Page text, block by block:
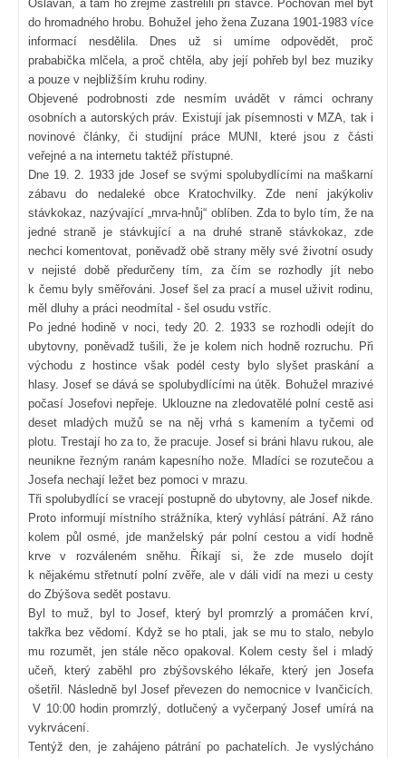
Oslavan, a tam ho zřejmě zastřelili při stávce. Pochován měl být
do hromadného hrobu. Bohužel jeho žena Zuzana 1901-1983 více
informací nesdělila. Dnes už si umíme odpovědět, proč
prababička mlčela, a proč chtěla, aby její pohřeb byl bez muziky
a pouze v nejbližším kruhu rodiny.
Objevené podrobnosti zde nesmím uvádět v rámci ochrany
osobních a autorských práv. Existují jak písemnosti v MZA, tak i
novinové články, či studijní práce MUNI, které jsou z části
veřejné a na internetu taktéž přístupné.
Dne 19. 2. 1933 jde Josef se svými spolubydlícími na maškarní
zábavu do nedaleké obce Kratochvilky. Zde není jakýkoliv
stávkokaz, nazývající „mrva-hnůj“ oblíben. Zda to bylo tím, že na
jedné straně je stávkující a na druhé straně stávkokaz, zde
nechci komentovat, poněvadž obě strany měly své životní osudy
v nejisté době předurčeny tím, za čím se rozhodly jít nebo
k čemu byly směřováni. Josef šel za prací a musel uživit rodinu,
měl dluhy a práci neodmítal - šel osudu vstříc.
Po jedné hodině v noci, tedy 20. 2. 1933 se rozhodli odejít do
ubytovny, poněvadž tušili, že je kolem nich hodně rozruchu. Při
východu z hostince však podél cesty bylo slyšet praskání a
hlasy. Josef se dává se spolubydlícími na útěk. Bohužel mrazivé
počasí Josefovi nepřeje. Uklouzne na zledovatělé polní cestě asi
deset mladých mužů se na něj vrhá s kamením a tyčemi od
plotu. Trestají ho za to, že pracuje. Josef si bráni hlavu rukou, ale
neunikne řezným ranám kapesního nože. Mladíci se rozutečou a
Josefa nechají ležet bez pomoci v mrazu.
Tři spolubydlící se vracejí postupně do ubytovny, ale Josef nikde.
Proto informují místního strážníka, který vyhlásí pátrání. Až ráno
kolem půl osmé, jde manželský pár polní cestou a vidí hodně
krve v rozváleném sněhu. Říkají si, že zde muselo dojít
k nějakému střetnutí polní zvěře, ale v dáli vidí na mezi u cesty
do Zbýšova sedět postavu.
Byl to muž, byl to Josef, který byl promrzlý a promáčen krví,
takřka bez vědomí. Když se ho ptali, jak se mu to stalo, nebylo
mu rozumět, jen stále něco opakoval. Kolem cesty šel i mladý
učeň, který zaběhl pro zbýšovského lékaře, který jen Josefa
ošetřil. Následně byl Josef převezen do nemocnice v Ivančicích.
V 10:00 hodin promrzlý, dotlučený a vyčerpaný Josef umírá na
vykrvácení.
Tentýž den, je zahájeno pátrání po pachatelích. Je vyslýcháno